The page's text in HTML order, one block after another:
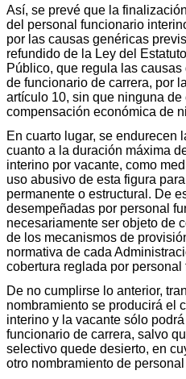
Así, se prevé que la
del personal funcionario
por las causas genéricas
refundido de la Ley del
Público, que regula las
de funcionario de carrera, por
artículo 10, sin que ninguna
compensación económica de
En cuarto lugar, se endurecen
cuanto a la duración máxima
interino por vacante, como
uso abusivo de esta figura
permanente o estructural. De
desempeñadas por personal
necesariamente ser objeto de
de los mecanismos de
normativa de cada
cobertura reglada por
De no cumplirse lo anterior,
nombramiento se producirá el
interino y la vacante sólo
funcionario de carrera, salvo
selectivo quede desierto, en
otro nombramiento de